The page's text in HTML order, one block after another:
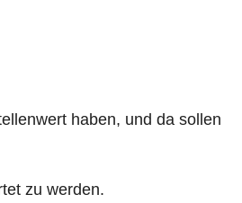
haben, und da sollen
zu werden.